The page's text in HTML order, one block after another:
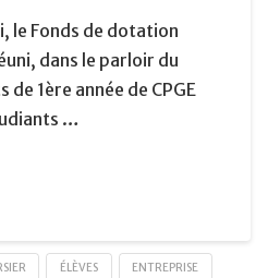
le Fonds de dotation
dans le parloir du
de 1ère année de CPGE
…
ÉLÈVES ENTREPRISE